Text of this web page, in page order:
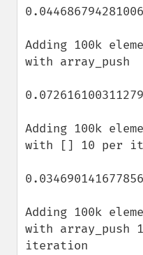
0.044686794281006
Adding 100k
with array_push
0.072616100311279
Adding 100k
with [] 10 per
0.034690141677856
Adding 100k
with array_push
iteration